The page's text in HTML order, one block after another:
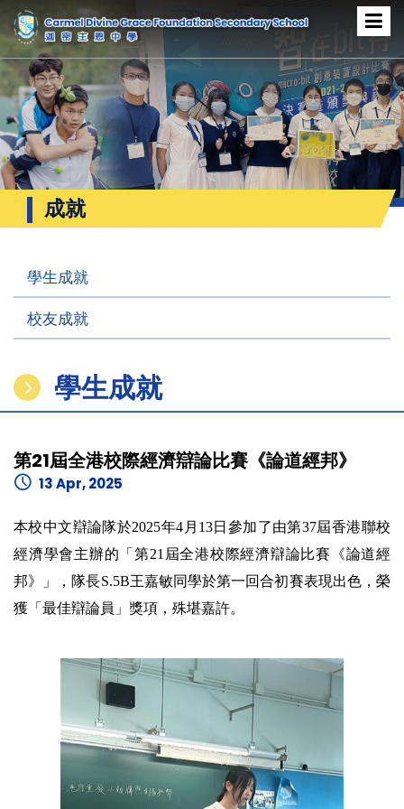
成就
學生成就
校友成就
學生成就
第21屆全港校際經濟辯論比賽《論道經邦》
13 Apr, 2025
本校中文辯論隊於2025年4月13日參加了由第37屆香港聯校
經濟學會主辦的「第21屆全港校際經濟辯論比賽《論道經
邦》」，隊長S.5B王嘉敏同學於第一回合初賽表現出色，榮
獲「最佳辯論員」獎項，殊堪嘉許。